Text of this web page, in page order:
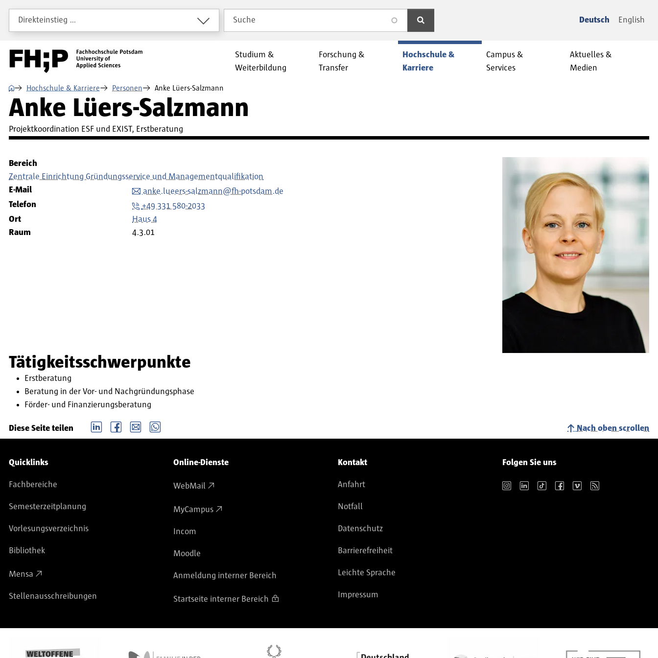
Direkt zum Inhalt
Direkt zur Hauptnavigation
Direkt zum Fußbereich
Direkteinstieg …
Suche
search Deutsch English
Studium &
Weiterbildung
Forschung &
Transfer
Hochschule &
Karriere
Campus &
Services
Aktuelles &
Medien
⌂ Hochschule & Karriere Personen Anke Lüers-Salzmann
Anke Lüers-Salzmann
Projektkoordination ESF und EXIST, Erstberatung
Bereich
Zentrale Einrichtung Gründungsservice und Managementqualifikation
E-Mail
anke.lueers-salzmann@fh-potsdam.de
Telefon
+49 331 580-2033
Ort
Haus 4
Raum
4.3.01
Tätigkeitsschwerpunkte
Erstberatung
Beratung in der Vor- und Nachgründungsphase
Förder- und Finanzierungsberatung
Diese Seite teilen LinkedIn Facebook email Whatsapp Nach oben scrollen
Service-Navigation
Quicklinks
Fachbereiche
Semesterzeitplanung
Vorlesungsverzeichnis
Bibliothek
Mensa
Stellenausschreibungen
Online-Dienste
WebMail
MyCampus
Incom
Moodle
Anmeldung interner Bereich
Startseite interner Bereich
Kontakt
Anfahrt
Notfall
Datenschutz
Barrierefreiheit
Leichte Sprache
Impressum
Folgen Sie uns
Instagram LinkedIn TikTok Facebook Vimeo RSS